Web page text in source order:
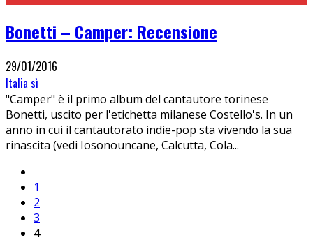
Bonetti – Camper: Recensione
29/01/2016
Italia sì
"Camper" è il primo album del cantautore torinese
Bonetti, uscito per l'etichetta milanese Costello's. In un
anno in cui il cantautorato indie-pop sta vivendo la sua
rinascita (vedi Iosonouncane, Calcutta, Cola...
1
2
3
4